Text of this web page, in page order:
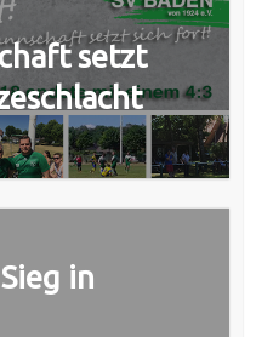
setzt
in